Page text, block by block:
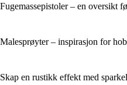
Fugemassepistoler – en oversikt
Malesprøyter – inspirasjon for
Skap en rustikk effekt med